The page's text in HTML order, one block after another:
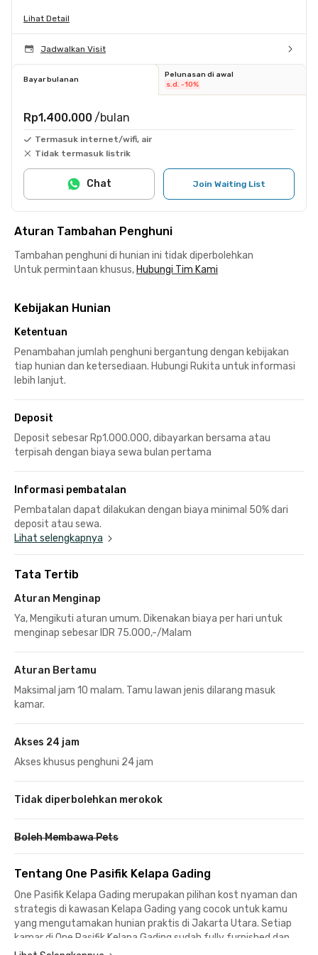
Lihat Detail
Jadwalkan Visit
Bayar bulanan
Pelunasan di awal
s.d. -10%
Rp1.400.000 /bulan
Termasuk internet/wifi, air
Tidak termasuk listrik
Join Waiting List
Chat
Aturan Tambahan Penghuni
Tambahan penghuni di hunian ini tidak diperbolehkan
Untuk permintaan khusus, Hubungi Tim Kami
Kebijakan Hunian
Ketentuan
Penambahan jumlah penghuni bergantung dengan kebijakan
tiap hunian dan ketersediaan. Hubungi Rukita untuk informasi
lebih lanjut.
Deposit
Deposit sebesar Rp1.000.000, dibayarkan bersama atau
terpisah dengan biaya sewa bulan pertama
Informasi pembatalan
Pembatalan dapat dilakukan dengan biaya minimal 50% dari
deposit atau sewa.
Lihat selengkapnya
Tata Tertib
Aturan Menginap
Ya, Mengikuti aturan umum. Dikenakan biaya per hari untuk
menginap sebesar IDR 75.000,-/Malam
Aturan Bertamu
Maksimal jam 10 malam. Tamu lawan jenis dilarang masuk
kamar.
Akses 24 jam
Akses khusus penghuni 24 jam
Tidak diperbolehkan merokok
Boleh Membawa Pets
Tentang One Pasifik Kelapa Gading
One Pasifik Kelapa Gading merupakan pilihan kost nyaman dan
strategis di kawasan Kelapa Gading yang cocok untuk kamu
yang mengutamakan hunian praktis di Jakarta Utara. Setiap
kamar di One Pasifik Kelapa Gading sudah fully furnished dan
dilengkapi AC serta WiFi, sehingga siap langsung ditempati